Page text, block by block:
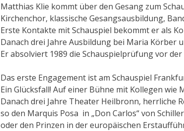
Matthias Klie kommt über den Gesang zum
Kirchenchor, klassische Gesangsausbildung,
Erste Kontakte mit Schauspiel bekommt er als
Danach drei Jahre Ausbildung bei Maria Körber
Er absolviert 1989 die Schauspielprüfung vor
Das erste Engagement ist am Schauspiel
Ein Glücksfall! Auf einer Bühne mit Kollegen
Danach drei Jahre Theater Heilbronn, herrliche
so den Marquis Posa in „Don Carlos“ von Schiller
oder den Prinzen in der europäischen